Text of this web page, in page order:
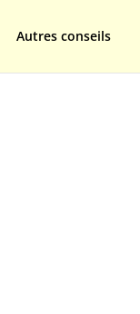
Autres conseils